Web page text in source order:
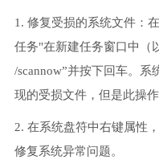
1. 修复受损的系统文件：
任务"在新建任务窗口中（
/scannow”并按下回车。
现的受损文件，但是此操
2. 在系统盘符中右键属性
修复系统异常问题。